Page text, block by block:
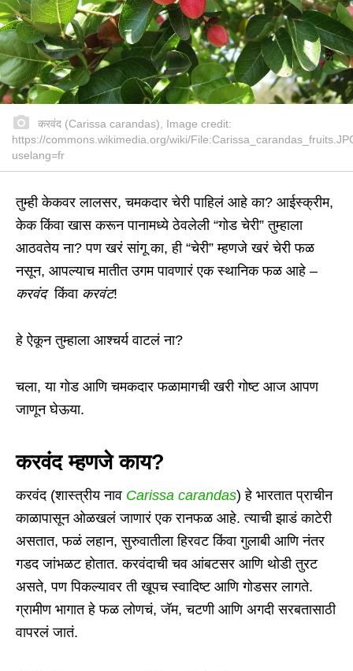
करवंद (Carissa carandas), Image credit:
https://commons.wikimedia.org/wiki/
uselang=fr
तुम्ही केकवर लालसर, चमकदार चेरी पाहिलं आहे का? आईस्क्रीम,
केक किंवा खास करून पानामध्ये ठेवलेली “गोड चेरी” तुम्हाला
आठवतेय ना? पण खरं सांगू का, ही “चेरी” म्हणजे खरं चेरी फळ
नसून, आपल्याच मातीत उगम पावणारं एक स्थानिक फळ आहे –
करवंदकिंवा करवंट!
हे ऐकून तुम्हाला आश्चर्य वाटलं ना?
चला, या गोड आणि चमकदार फळामागची खरी गोष्ट आज आपण
जाणून घेऊया.
करवंद म्हणजे काय?
करवंद (शास्त्रीय नाव Carissa carandas) हे भारतात प्राचीन
काळापासून ओळखलं जाणारं एक रानफळ आहे. त्याची झाडं काटेरी
असतात, फळं लहान, सुरुवातीला हिरवट किंवा गुलाबी आणि नंतर
गडद जांभळट होतात. करवंदाची चव आंबटसर आणि थोडी तुरट
असते, पण पिकल्यावर ती खूपच स्वादिष्ट आणि गोडसर लागते.
ग्रामीण भागात हे फळ लोणचं, जॅम, चटणी आणि अगदी सरबतासाठी
वापरलं जातं.